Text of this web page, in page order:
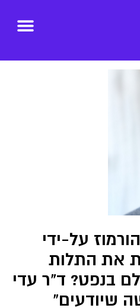
על-ידי
את התלות
בנפט? ד"ר עדי
שיודעים"